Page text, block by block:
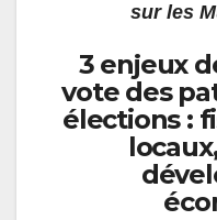
sur les
3 enjeux
vote des
élections :